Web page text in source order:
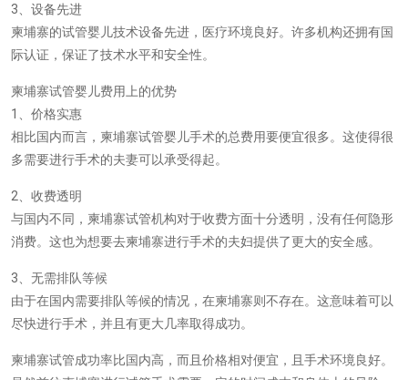
3、设备先进
柬埔寨的试管婴儿技术设备先进，医疗环境良好。许多机构还拥有国
际认证，保证了技术水平和安全性。
柬埔寨试管婴儿费用上的优势
1、价格实惠
相比国内而言，柬埔寨试管婴儿手术的总费用要便宜很多。这使得很
多需要进行手术的夫妻可以承受得起。
2、收费透明
与国内不同，柬埔寨试管机构对于收费方面十分透明，没有任何隐形
消费。这也为想要去柬埔寨进行手术的夫妇提供了更大的安全感。
3、无需排队等候
由于在国内需要排队等候的情况，在柬埔寨则不存在。这意味着可以
尽快进行手术，并且有更大几率取得成功。
柬埔寨试管成功率比国内高，而且价格相对便宜，且手术环境良好。